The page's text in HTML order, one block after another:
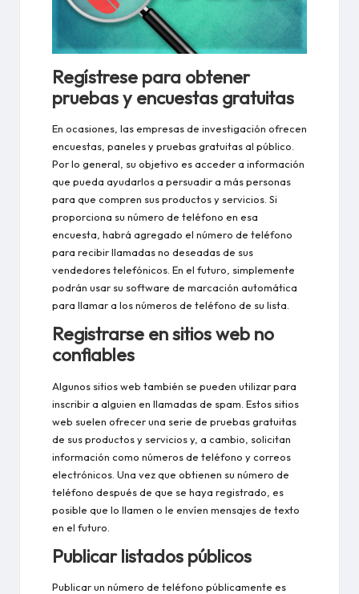
Regístrese para obtener
pruebas y encuestas gratuitas
En ocasiones, las empresas de investigación ofrecen
encuestas, paneles y pruebas gratuitas al público.
Por lo general, su objetivo es acceder a información
que pueda ayudarlos a persuadir a más personas
para que compren sus productos y servicios. Si
proporciona su número de teléfono en esa
encuesta, habrá agregado el número de teléfono
para recibir llamadas no deseadas de sus
vendedores telefónicos. En el futuro, simplemente
podrán usar su software de marcación automática
para llamar a los números de teléfono de su lista.
Registrarse en sitios web no
confiables
Algunos sitios web también se pueden utilizar para
inscribir a alguien en llamadas de spam. Estos sitios
web suelen ofrecer una serie de pruebas gratuitas
de sus productos y servicios y, a cambio, solicitan
información como números de teléfono y correos
electrónicos. Una vez que obtienen su número de
teléfono después de que se haya registrado, es
posible que lo llamen o le envíen mensajes de texto
en el futuro.
Publicar listados públicos
Publicar un número de teléfono públicamente es